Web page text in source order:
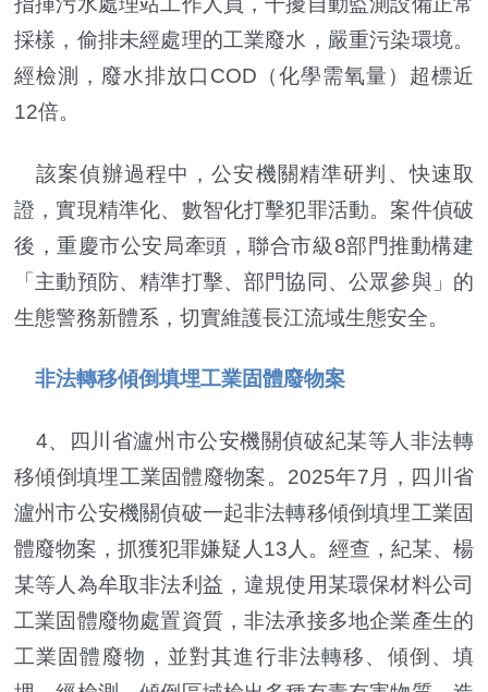
採樣，偷排未經處理的工業廢水，嚴重污染環境。
經檢測，廢水排放口COD（化學需氧量）超標近
12倍。
該案偵辦過程中，公安機關精準研判、快速取
證，實現精準化、數智化打擊犯罪活動。案件偵破
後，重慶市公安局牽頭，聯合市級8部門推動構建
「主動預防、精準打擊、部門協同、公眾參與」的
生態警務新體系，切實維護長江流域生態安全。
非法轉移傾倒填埋工業固體廢物案
4、四川省瀘州市公安機關偵破紀某等人非法轉
移傾倒填埋工業固體廢物案。2025年7月，四川省
瀘州市公安機關偵破一起非法轉移傾倒填埋工業固
體廢物案，抓獲犯罪嫌疑人13人。經查，紀某、楊
某等人為牟取非法利益，違規使用某環保材料公司
工業固體廢物處置資質，非法承接多地企業產生的
工業固體廢物，並對其進行非法轉移、傾倒、填